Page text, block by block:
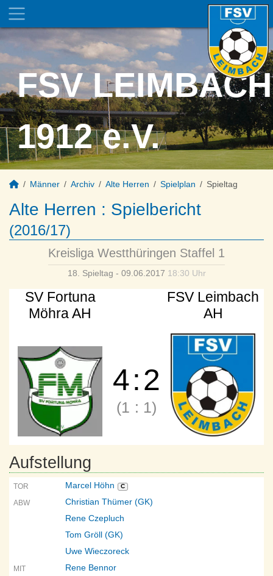
FSV LEIMBACH
1912 e.V.
Männer Archiv Alte Herren Spielplan Spieltag
Alte Herren : Spielbericht
(2016/17)
Kreisliga Westthüringen Staffel 1
18. Spieltag - 09.06.2017 18:30 Uhr
SV Fortuna
Möhra AH
FSV Leimbach
AH
4:2
(1 : 1)
Aufstellung
TOR Marcel Höhn C
ABW
Christian Thümer (GK)
Rene Czepluch
Tom Gröll (GK)
Uwe Wieczoreck
MIT Rene Bennor